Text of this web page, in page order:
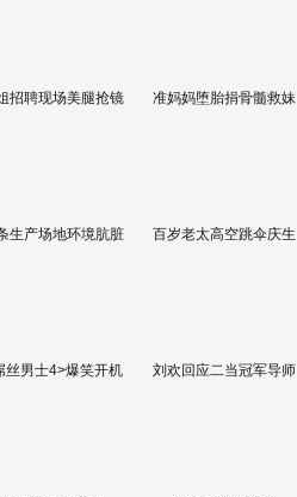
招聘现场美腿抢镜 准妈妈堕胎捐骨髓救妹
生产场地环境肮脏 百岁老太高空跳伞庆生
丝男士4>爆笑开机 刘欢回应二当冠军导师